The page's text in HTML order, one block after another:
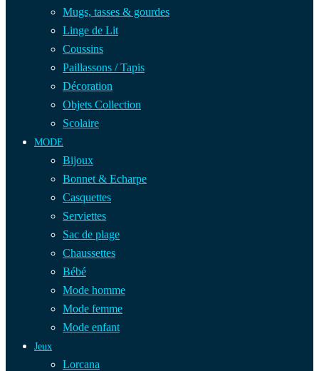
Mugs, tasses & gourdes
Linge de Lit
Coussins
Paillassons / Tapis
Décoration
Objets Collection
Scolaire
MODE
Bijoux
Bonnet & Echarpe
Casquettes
Serviettes
Sac de plage
Chaussettes
Bébé
Mode homme
Mode femme
Mode enfant
Jeux
Lorcana